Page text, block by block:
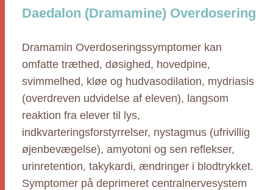
Daedalon (Dramamine) Overdosering
Dramamin Overdoseringssymptomer kan
omfatte træthed, døsighed, hovedpine,
svimmelhed, kløe og hudvasodilation, mydriasis
(overdreven udvidelse af eleven), langsom
reaktion fra elever til lys,
indkvarteringsforstyrrelser, nystagmus (ufrivillig
øjenbevægelse), amyotoni og sen reflekser,
urinretention, takykardi, ændringer i blodtrykket.
Symptomer på deprimeret centralnervesystem